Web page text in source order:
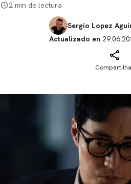
2 min de lectura
Sergio Lopez
Actualizado en